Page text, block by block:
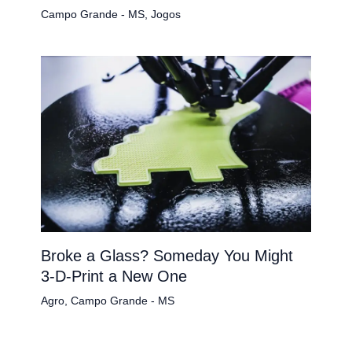
Campo Grande - MS, Jogos
Broke a Glass? Someday You Might
3-D-Print a New One
Agro, Campo Grande - MS